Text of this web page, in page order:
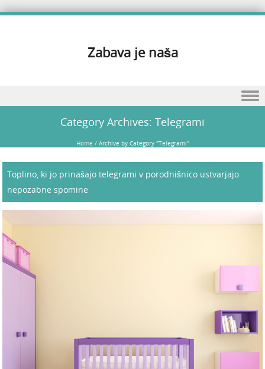
Zabava je naša
Category Archives: Telegrami
Home /Archive by Category "Telegrami"
Toplino, ki jo prinašajo telegrami v porodnišnico ustvarjajo
nepozabne spomine